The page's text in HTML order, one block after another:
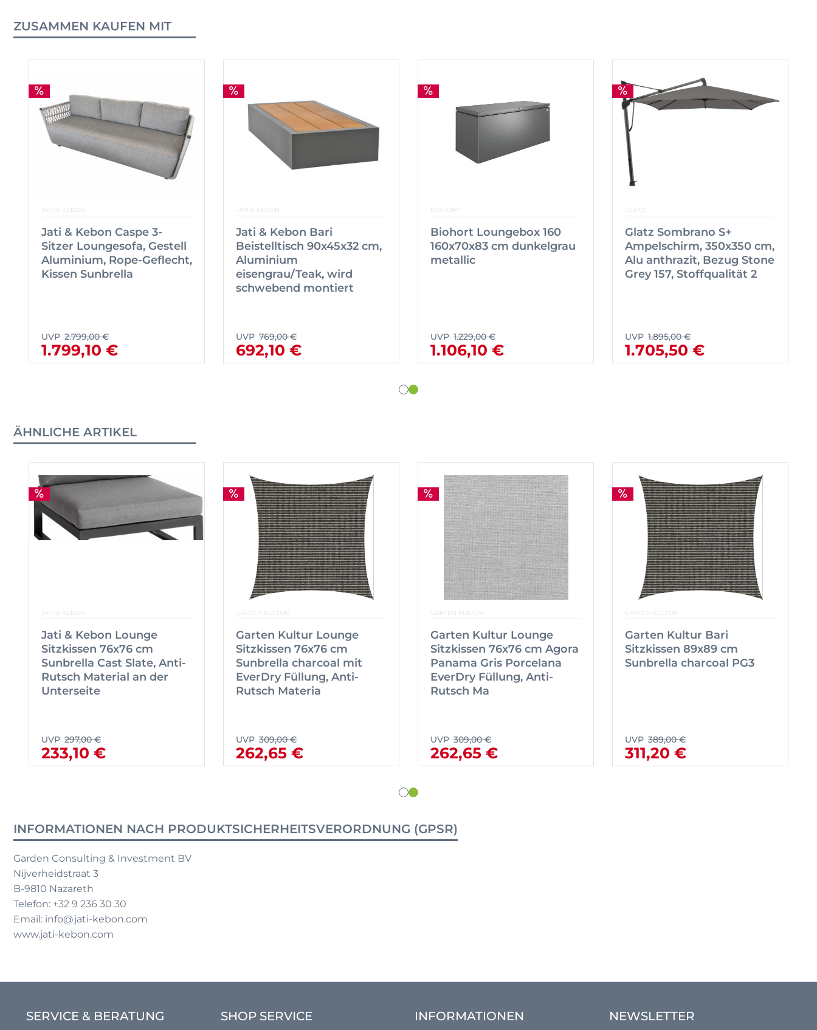
ZUSAMMEN KAUFEN MIT
JATI & KEBON
Jati & Kebon Caspe 3-
Sitzer Loungesofa, Gestell
Aluminium, Rope-Geflecht,
Kissen Sunbrella
UVP 2.799,00 €
1.799,10 €
JATI & KEBON
Jati & Kebon Bari
Beistelltisch 90x45x32 cm,
Aluminium
eisengrau/Teak, wird
schwebend montiert
UVP 769,00 €
692,10 €
BIOHORT
Biohort Loungebox 160
160x70x83 cm dunkelgrau
metallic
UVP 1.229,00 €
1.106,10 €
GLATZ
Glatz Sombrano S+
Ampelschirm, 350x350 cm,
Alu anthrazit, Bezug Stone
Grey 157, Stoffqualität 2
UVP 1.895,00 €
1.705,50 €
ÄHNLICHE ARTIKEL
JATI & KEBON
Jati & Kebon Lounge
Sitzkissen 76x76 cm
Sunbrella Cast Slate, Anti-
Rutsch Material an der
Unterseite
UVP 297,00 €
233,10 €
GARTEN KULTUR
Garten Kultur Lounge
Sitzkissen 76x76 cm
Sunbrella charcoal mit
EverDry Füllung, Anti-
Rutsch Materia
UVP 309,00 €
262,65 €
GARTEN KULTUR
Garten Kultur Lounge
Sitzkissen 76x76 cm Agora
Panama Gris Porcelana
EverDry Füllung, Anti-
Rutsch Ma
UVP 309,00 €
262,65 €
GARTEN KULTUR
Garten Kultur Bari
Sitzkissen 89x89 cm
Sunbrella charcoal PG3
UVP 389,00 €
311,20 €
INFORMATIONEN NACH PRODUKTSICHERHEITSVERORDNUNG (GPSR)
Garden Consulting & Investment BV
Nijverheidstraat 3
B-9810 Nazareth
Telefon: +32 9 236 30 30
Email: info@jati-kebon.com
www.jati-kebon.com
SERVICE & BERATUNG SHOP SERVICE INFORMATIONEN NEWSLETTER